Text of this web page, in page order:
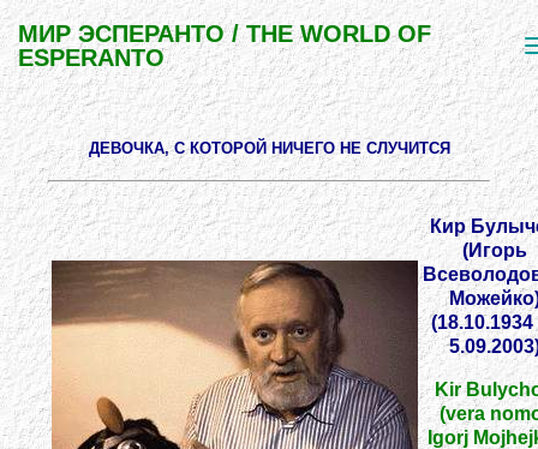
МИР ЭСПЕРАНТО / THE WORLD OF
ESPERANTO
ДЕВОЧКА, С КОТОРОЙ НИЧЕГО НЕ СЛУЧИТСЯ
Кир
(Игорь
Kir
(vera
Igorj